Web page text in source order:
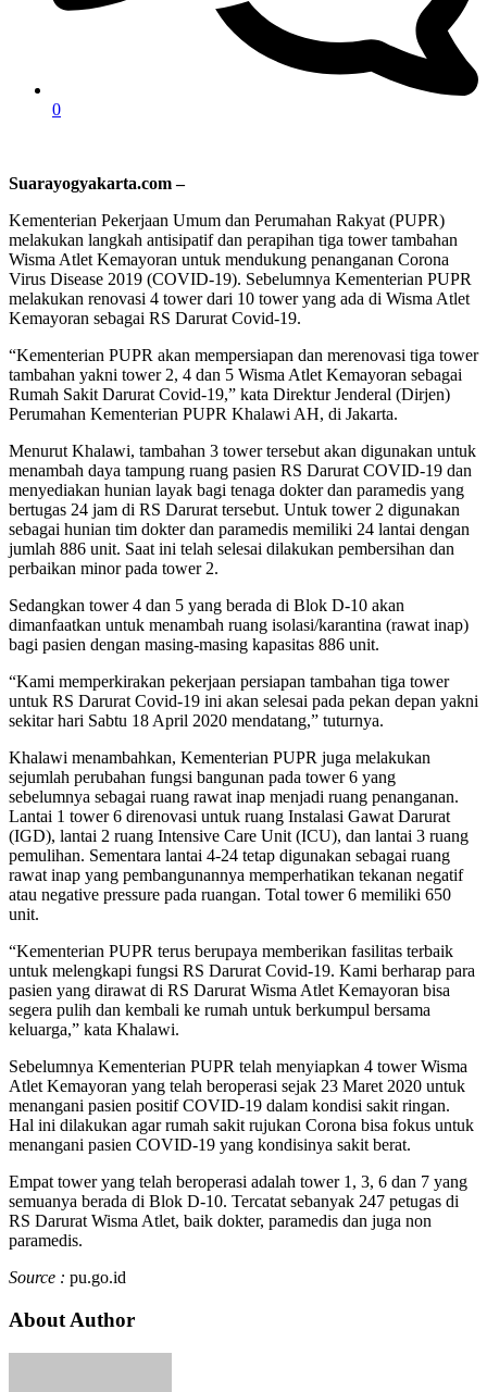
0
Suarayogyakarta.com –
Kementerian Pekerjaan Umum dan Perumahan Rakyat (PUPR)
melakukan langkah antisipatif dan perapihan tiga tower tambahan
Wisma Atlet Kemayoran untuk mendukung penanganan Corona
Virus Disease 2019 (COVID-19). Sebelumnya Kementerian PUPR
melakukan renovasi 4 tower dari 10 tower yang ada di Wisma Atlet
Kemayoran sebagai RS Darurat Covid-19.
“Kementerian PUPR akan mempersiapan dan merenovasi tiga tower
tambahan yakni tower 2, 4 dan 5 Wisma Atlet Kemayoran sebagai
Rumah Sakit Darurat Covid-19,” kata Direktur Jenderal (Dirjen)
Perumahan Kementerian PUPR Khalawi AH, di Jakarta.
Menurut Khalawi, tambahan 3 tower tersebut akan digunakan untuk
menambah daya tampung ruang pasien RS Darurat COVID-19 dan
menyediakan hunian layak bagi tenaga dokter dan paramedis yang
bertugas 24 jam di RS Darurat tersebut. Untuk tower 2 digunakan
sebagai hunian tim dokter dan paramedis memiliki 24 lantai dengan
jumlah 886 unit. Saat ini telah selesai dilakukan pembersihan dan
perbaikan minor pada tower 2.
Sedangkan tower 4 dan 5 yang berada di Blok D-10 akan
dimanfaatkan untuk menambah ruang isolasi/karantina (rawat inap)
bagi pasien dengan masing-masing kapasitas 886 unit.
“Kami memperkirakan pekerjaan persiapan tambahan tiga tower
untuk RS Darurat Covid-19 ini akan selesai pada pekan depan yakni
sekitar hari Sabtu 18 April 2020 mendatang,” tuturnya.
Khalawi menambahkan, Kementerian PUPR juga melakukan
sejumlah perubahan fungsi bangunan pada tower 6 yang
sebelumnya sebagai ruang rawat inap menjadi ruang penanganan.
Lantai 1 tower 6 direnovasi untuk ruang Instalasi Gawat Darurat
(IGD), lantai 2 ruang Intensive Care Unit (ICU), dan lantai 3 ruang
pemulihan. Sementara lantai 4-24 tetap digunakan sebagai ruang
rawat inap yang pembangunannya memperhatikan tekanan negatif
atau negative pressure pada ruangan. Total tower 6 memiliki 650
unit.
“Kementerian PUPR terus berupaya memberikan fasilitas terbaik
untuk melengkapi fungsi RS Darurat Covid-19. Kami berharap para
pasien yang dirawat di RS Darurat Wisma Atlet Kemayoran bisa
segera pulih dan kembali ke rumah untuk berkumpul bersama
keluarga,” kata Khalawi.
Sebelumnya Kementerian PUPR telah menyiapkan 4 tower Wisma
Atlet Kemayoran yang telah beroperasi sejak 23 Maret 2020 untuk
menangani pasien positif COVID-19 dalam kondisi sakit ringan.
Hal ini dilakukan agar rumah sakit rujukan Corona bisa fokus untuk
menangani pasien COVID-19 yang kondisinya sakit berat.
Empat tower yang telah beroperasi adalah tower 1, 3, 6 dan 7 yang
semuanya berada di Blok D-10. Tercatat sebanyak 247 petugas di
RS Darurat Wisma Atlet, baik dokter, paramedis dan juga non
paramedis.
Source : pu.go.id
About Author